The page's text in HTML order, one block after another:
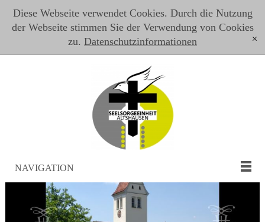
Diese Webseite verwendet Cookies. Durch die Nutzung
der Webseite stimmen Sie der Verwendung von Cookies
zu. Datenschutzinformationen [x]
NAVIGATION